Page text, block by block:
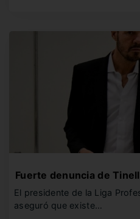
Fuerte denuncia de
El presidente de la Liga
aseguró que existe…